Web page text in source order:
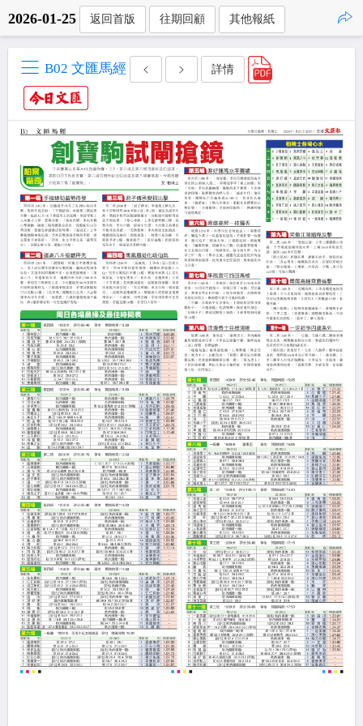
2026-01-25 返回首版 往期回顧 其他報紙
B02 文匯馬經 詳情
點擊複製